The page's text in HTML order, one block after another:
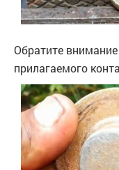
Обратите
прилагаемого